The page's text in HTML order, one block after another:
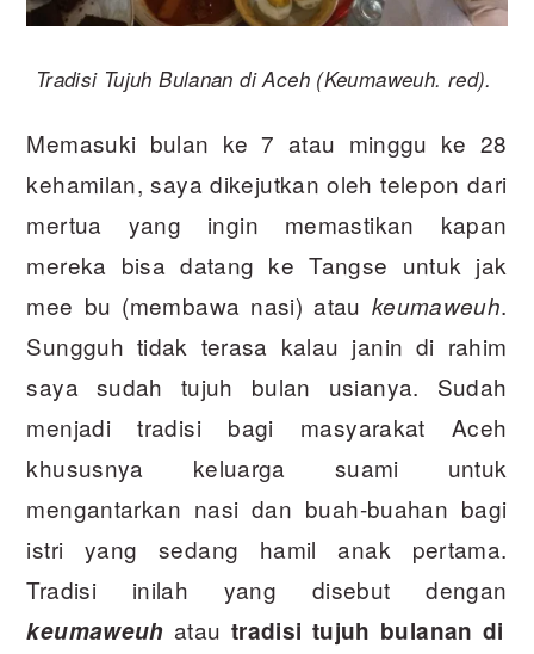
Tradisi Tujuh Bulanan di Aceh (Keumaweuh. red).
Memasuki bulan ke 7 atau minggu ke 28
kehamilan, saya dikejutkan oleh telepon dari
mertua yang ingin memastikan kapan
mereka bisa datang ke Tangse untuk jak
mee bu (membawa nasi) atau keumaweuh.
Sungguh tidak terasa kalau janin di rahim
saya sudah tujuh bulan usianya. Sudah
menjadi tradisi bagi masyarakat Aceh
khususnya keluarga suami untuk
mengantarkan nasi dan buah-buahan bagi
istri yang sedang hamil anak pertama.
Tradisi inilah yang disebut dengan
keumaweuh atau tradisi tujuh bulanan di